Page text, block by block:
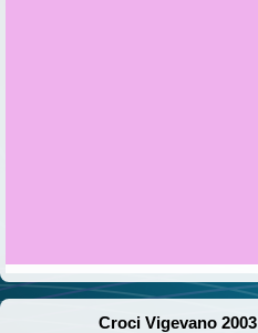
Croci Vigevano 2003